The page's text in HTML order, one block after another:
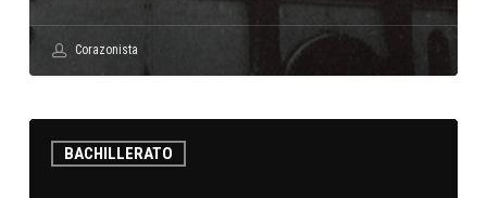
Corazonista
BACHILLERATO
Comienzos